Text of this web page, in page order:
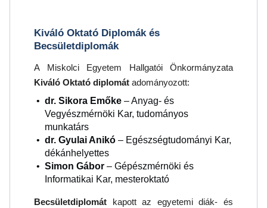
Kiváló Oktató Diplomák és
Becsületdiplomák
A Miskolci Egyetem Hallgatói Önkormányzata
Kiváló Oktató diplomát adományozott:
dr. Sikora Emőke – Anyag- és
Vegyészmérnöki Kar, tudományos
munkatárs
dr. Gyulai Anikó – Egészségtudományi Kar,
dékánhelyettes
Simon Gábor – Gépészmérnöki és
Informatikai Kar, mesteroktató
Becsületdiplomát kapott az egyetemi diák- és